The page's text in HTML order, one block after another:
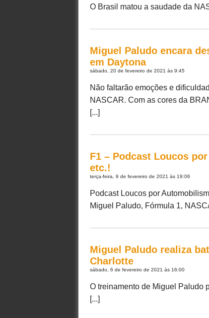
O Brasil matou a saudade da
Miguel Paludo encara
em Daytona
sábado, 20 de fevereiro de 2021 às 9:45
Não faltarão emoções e
NASCAR. Com as cores da
[...]
F1 – Podcast Loucos
etc.!
terça-feira, 9 de fevereiro de 2021 às 19:06
Podcast Loucos por
Miguel Paludo, Fórmula 1,
Miguel Paludo realiza
Charlotte
sábado, 6 de fevereiro de 2021 às 16:00
O treinamento de Miguel Paludo
[...]